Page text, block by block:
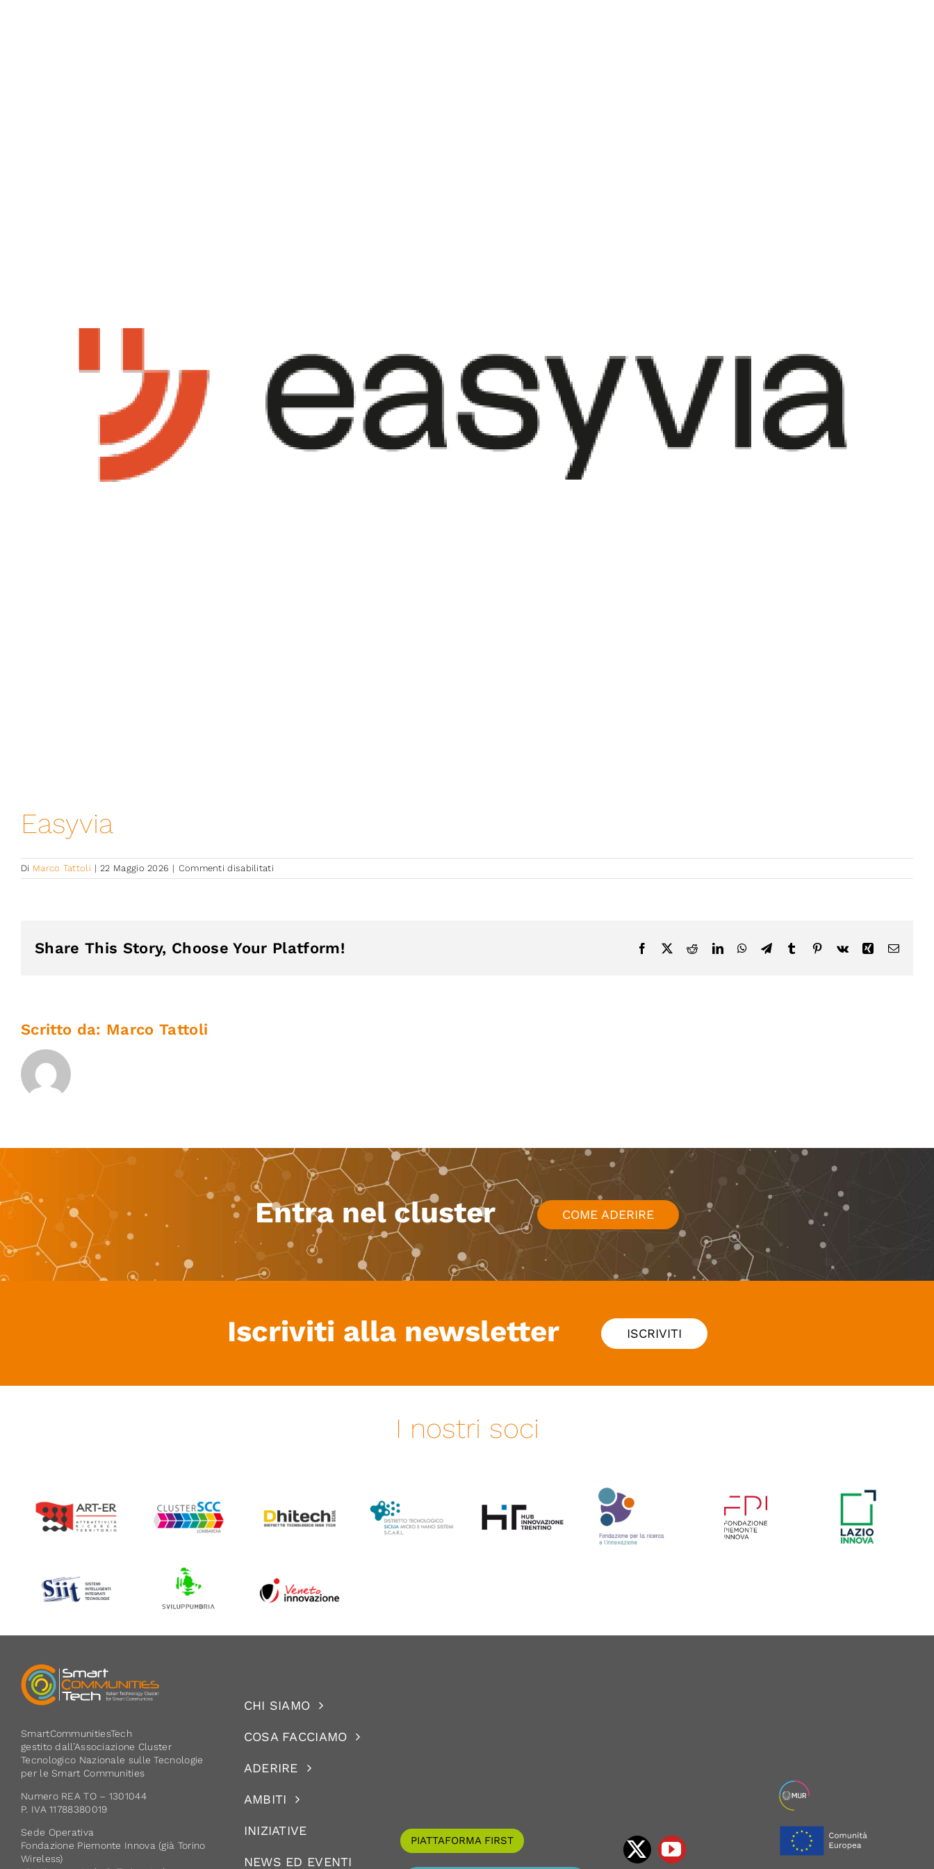
Easyvia
Di Marco Tattoli | 22 Maggio 2026 | Commenti disabilitatisu
Easyvia
Share This Story, Choose Your Platform! Facebook RedditLinkedInWhatsApp
TelegramTumblr Pinterest
Vk XingEmail
Scritto da: Marco Tattoli
Entra nel cluster COME ADERIRE
Iscriviti alla newsletter ISCRIVITI
I nostri soci
SmartCommunitiesTech
gestito dall’Associazione Cluster
Tecnologico Nazionale sulle Tecnologie
per le Smart Communities
Numero REA TO – 1301044
P. IVA 11788380019
Sede Operativa
Fondazione Piemonte Innova (già Torino
Wireless)
CHI SIAMO
COSA FACCIAMO
ADERIRE
AMBITI
INIZIATIVE
NEWS ED EVENTI
PIATTAFORMA FIRST